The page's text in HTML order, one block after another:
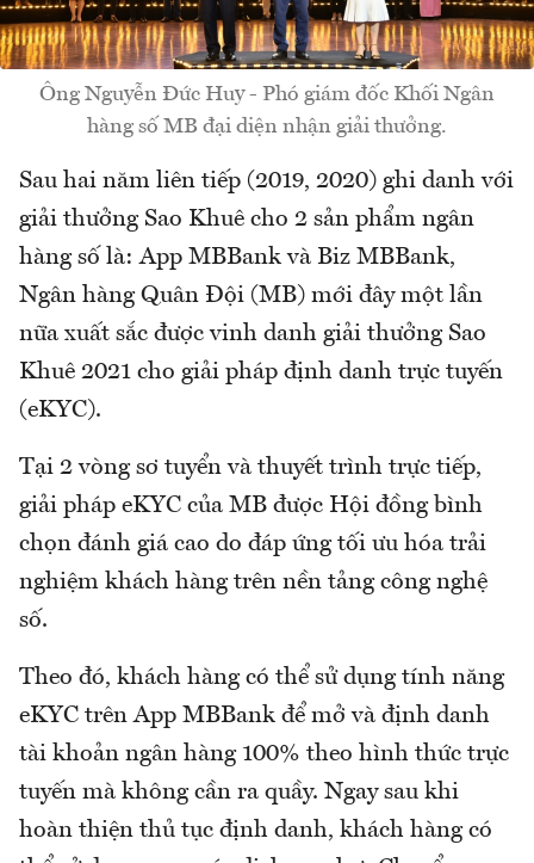
Ông Nguyễn Đức Huy - Phó giám đốc Khối Ngân
hàng số MB đại diện nhận giải thưởng.
Sau hai năm liên tiếp (2019, 2020) ghi danh với
giải thưởng Sao Khuê cho 2 sản phẩm ngân
hàng số là: App MBBank và Biz MBBank,
Ngân hàng Quân Đội (MB) mới đây một lần
nữa xuất sắc được vinh danh giải thưởng Sao
Khuê 2021 cho giải pháp định danh trực tuyến
(eKYC).
Tại 2 vòng sơ tuyển và thuyết trình trực tiếp,
giải pháp eKYC của MB được Hội đồng bình
chọn đánh giá cao do đáp ứng tối ưu hóa trải
nghiệm khách hàng trên nền tảng công nghệ
số.
Theo đó, khách hàng có thể sử dụng tính năng
eKYC trên App MBBank để mở và định danh
tài khoản ngân hàng 100% theo hình thức trực
tuyến mà không cần ra quầy. Ngay sau khi
hoàn thiện thủ tục định danh, khách hàng có